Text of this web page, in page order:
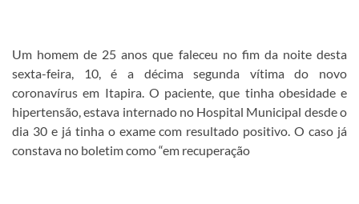
Um homem de 25 anos que faleceu no fim da noite desta
sexta-feira, 10, é a décima segunda vítima do novo
coronavírus em Itapira. O paciente, que tinha obesidade e
hipertensão, estava internado no Hospital Municipal desde o
dia 30 e já tinha o exame com resultado positivo. O caso já
constava no boletim como “em recuperação